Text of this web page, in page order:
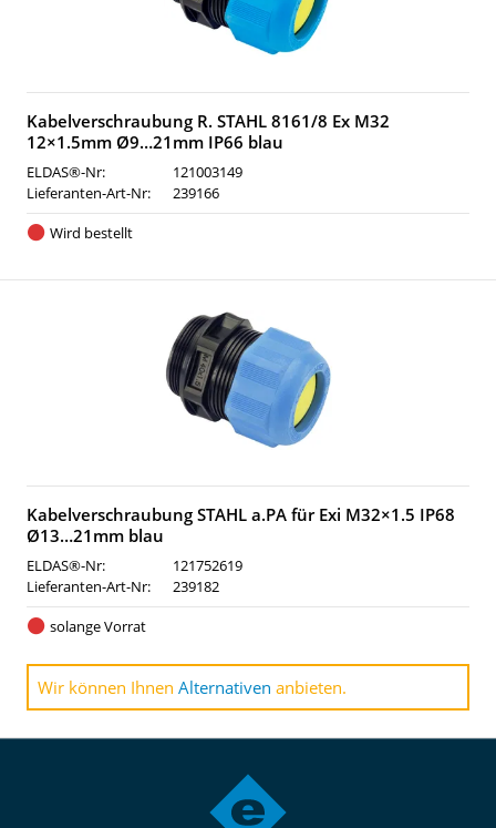
Kabelverschraubung R. STAHL 8161/8 Ex M32
12×1.5mm Ø9…21mm IP66 blau
ELDAS®-Nr:
121003149
Lieferanten-Art-Nr:
239166
Wird bestellt
Kabelverschraubung STAHL a.PA für Exi M32×1.5 IP68
Ø13…21mm blau
ELDAS®-Nr:
121752619
Lieferanten-Art-Nr:
239182
solange Vorrat
Wir können Ihnen Alternativen anbieten.